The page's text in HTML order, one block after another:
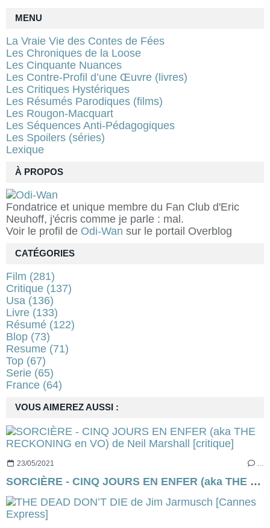
À PROPOS
Fondatrice et unique membre du Fan Club d'Eric
Neuhoff, j'écris comme je parle : mal.
Voir le profil de Odi-Wan sur le portail Overblog
VOUS AIMEREZ AUSSI :
23/05/2021
SORCIÈRE - CINQ JOURS EN ENFER (aka THE RECKONING en VO) de Neil Marshall [critique]
MENU
La Vraie Vie des Contes de Fées
Les Chroniques de la Loose
Les Cinquante Nuances
Les Contre-Profil d’une Œuvre (livres)
Les Critiques Hystériques
Les Résumés Parodiques (films)
Les Rougon-Macquart
Les Séquences Anti-Pédagogiques
Les Spoilers (séries)
Lexique
CATÉGORIES
Film (281)
Critique (137)
Usa (136)
Livre (133)
Résumé (122)
Blop (73)
Resume (71)
Top (67)
Serie (65)
France (64)